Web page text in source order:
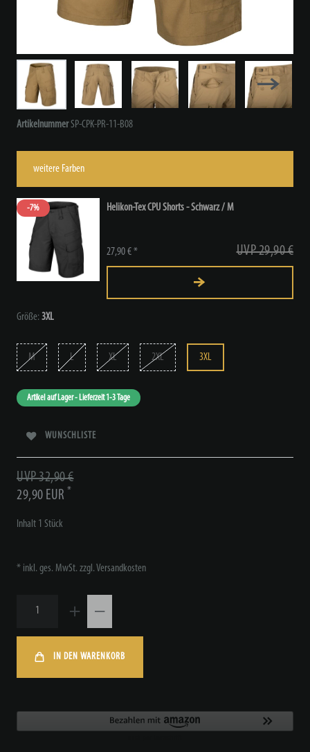
ArtikelnummerSP-CPK-PR-11-B08
weitere Farben
-7% Helikon-Tex CPU Shorts - Schwarz / M
UVP 29,90 €
27,90 € *
Größe: 3XL
M L XL 2XL 3XL
Artikel auf Lager - Lieferzeit 1-3 Tage
WUNSCHLISTE
UVP 32,90 €
29,90 EUR *
Inhalt 1 Stück
* inkl. ges. MwSt. zzgl.Versandkosten
IN DEN WARENKORB